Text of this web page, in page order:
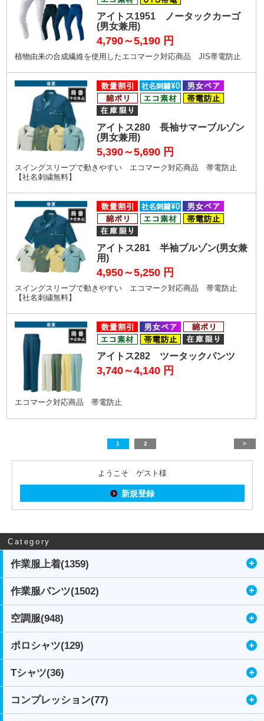
アイトス1951 ノータックカーゴ
(男女兼用)
4,790～5,190 円
植物由来の合成繊維を使用したエコマーク対応商品 JIS帯電防止
アイトス280 長袖サマーブルゾン
(男女兼用)
5,390～5,690 円
スイングスリーブで動きやすい エコマーク対応商品 帯電防止
【社名刺繍無料】
アイトス281 半袖ブルゾン(男女兼
用)
4,950～5,250 円
スイングスリーブで動きやすい エコマーク対応商品 帯電防止
【社名刺繍無料】
アイトス282 ツータックパンツ
3,740～4,140 円
エコマーク対応商品 帯電防止
1 2 >
ようこそ ゲスト様
新規登録
Category
作業服上着(1359)
作業服パンツ(1502)
空調服(948)
ポロシャツ(129)
Tシャツ(36)
コンプレッション(77)